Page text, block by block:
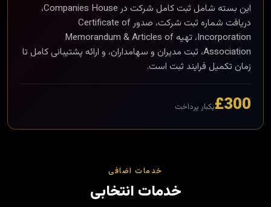
این بسته شامل ثبت کامل شرکت در Companies House،
دریافت شماره ثبت شرکت، صدور Certificate of
Incorporation، تهیه Memorandum & Articles of
Association، ثبت مدیران و سهامداران، و ارائه پشتیبانی کامل تا
زمان تکمیل فرایند ثبت است.
£300یکبار پرداخت
خدمات اضافی
خدمات انتخابی